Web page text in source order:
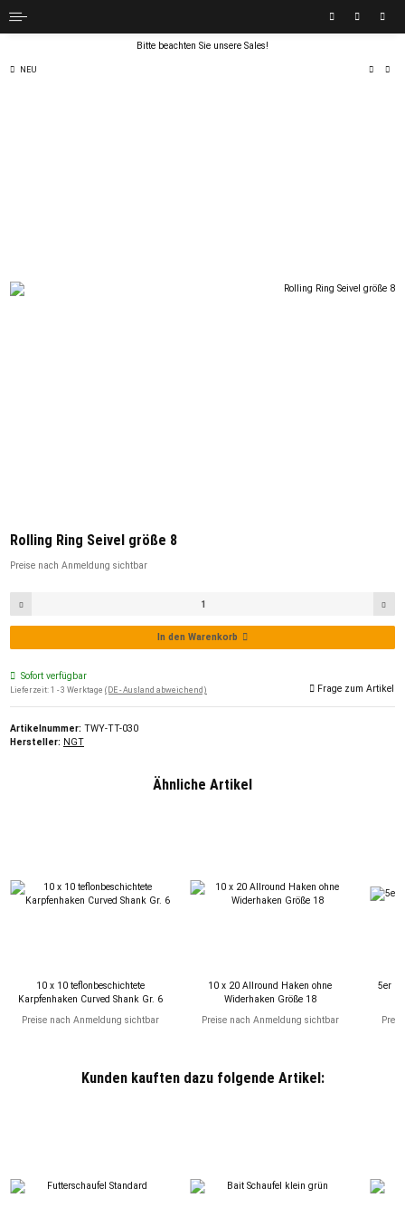
Bitte beachten Sie unsere Sales!
NEU
Rolling Ring Seivel größe 8
Preise nach Anmeldung sichtbar
In den Warenkorb
Sofort verfügbar
Lieferzeit: 1 - 3 Werktage (DE - Ausland abweichend) Frage zum Artikel
Artikelnummer: TWY-TT-030
Hersteller: NGT
Ähnliche Artikel
10 x 10 teflonbeschichtete
Karpfenhaken Curved Shank Gr. 6
Preise nach Anmeldung sichtbar
10 x 20 Allround Haken ohne
Widerhaken Größe 18
Preise nach Anmeldung sichtbar
5er
Kunden kauften dazu folgende Artikel: